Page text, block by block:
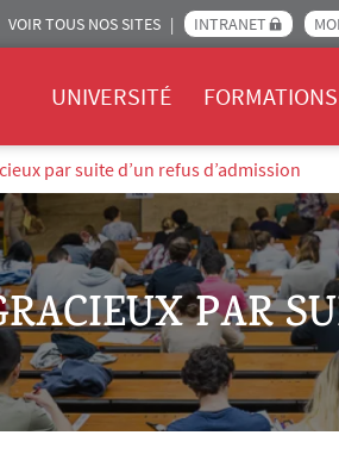
VOIR TOUS NOS SITES INTRANET
UNIVERSITÉ FORMATIONS
par suite d’un refus d’admission
PAR